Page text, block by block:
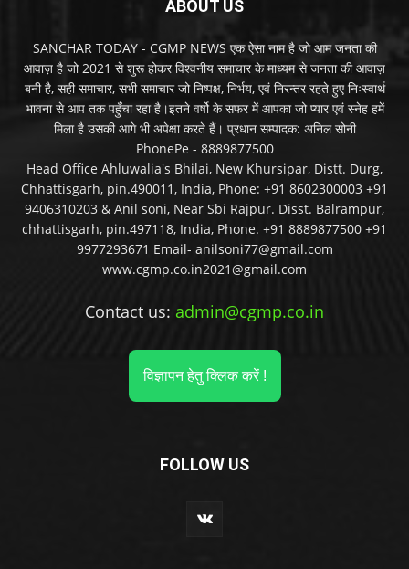
ABOUT US
SANCHAR TODAY - CGMP NEWS एक ऐसा नाम है जो आम जनता की
आवाज़ है जो 2021 से शुरू होकर विश्वनीय समाचार के माध्यम से जनता की आवाज़
बनी है, सही समाचार, सभी समाचार जो निष्पक्ष, निर्भय, एवं निरन्तर रहते हुए निःस्वार्थ
भावना से आप तक पहुँचा रहा है।इतने वर्षो के सफर में आपका जो प्यार एवं स्नेह हमें
मिला है उसकी आगे भी अपेक्षा करते हैं। प्रधान सम्पादक: अनिल सोनी
PhonePe - 8889877500
Head Office Ahluwalia's Bhilai, New Khursipar, Distt. Durg,
Chhattisgarh, pin.490011, India, Phone: +91 8602300003 +91
9406310203 & Anil soni, Near Sbi Rajpur. Disst. Balrampur,
chhattisgarh, pin.497118, India, Phone. +91 8889877500 +91
9977293671 Email- anilsoni77@gmail.com
www.cgmp.co.in2021@gmail.com
Contact us: admin@cgmp.co.in
विज्ञापन हेतु क्लिक करें !
FOLLOW US